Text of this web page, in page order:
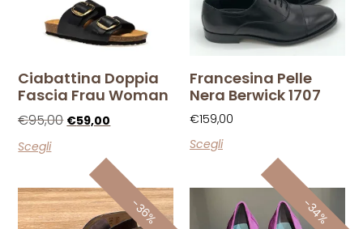
Ciabattina Doppia
Fascia Frau Woman
€95,00 €59,00
Scegli
Francesina Pelle
Nera Berwick 1707
€159,00
Scegli
-36% -34%